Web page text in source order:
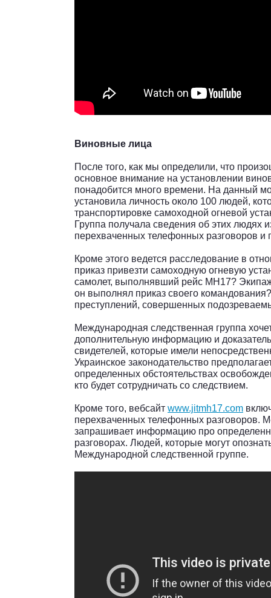
Виновные лица
После того, как мы определили, что
основное внимание на установлении
понадобится много времени. На данный
установила личность около 100 людей,
транспортировке самоходной огневой
Группа получала сведения об этих людях
перехваченных телефонных разговоров и
Кроме этого ведется расследование в
приказ привезти самоходную огневую
самолет, выполнявший рейс MH17?
он выполнял приказ своего
преступлений, совершенных
Международная следственная группа
дополнительную информацию и
свидетелей, которые имели
Украинское законодательство
определенных обстоятельствах
кто будет сотрудничать со следствием.
Кроме того, вебсайт www.jitmh17.com
перехваченных телефонных разговоров.
запрашивает информацию про
разговорах. Людей, которые могут
Международной следственной группе.